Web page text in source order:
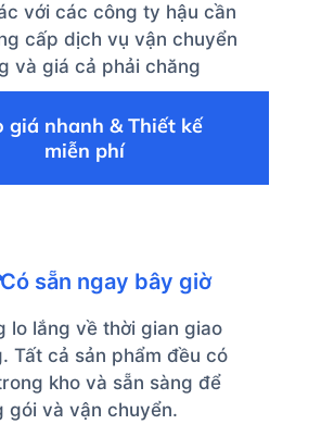
với các công ty hậu cần
cấp dịch vụ vận chuyển
và giá cả phải chăng
giá nhanh & Thiết kế
miễn phí
Có sẵn ngay bây giờ
lo lắng về thời gian giao
Tất cả sản phẩm đều có
kho và sẵn sàng để
gói và vận chuyển.